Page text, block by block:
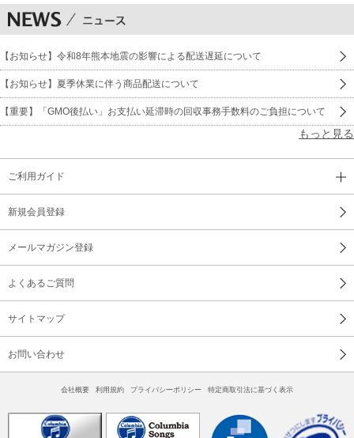
【お知らせ】令和8年熊本地震の影響による配送遅延について
【お知らせ】夏季休業に伴う商品配送について
【重要】「GMO後払い」お支払い延滞時の回収事務手数料のご負担について
もっと見る
ご利用ガイド
新規会員登録
メールマガジン登録
よくあるご質問
サイトマップ
お問い合わせ
会社概要 利用規約 プライバシーポリシー 特定商取引法に基づく表示